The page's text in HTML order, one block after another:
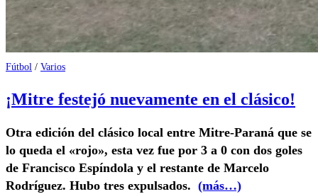
Fútbol / Varios
¡Mitre festejó nuevamente en el clásico!
Otra edición del clásico local entre Mitre-Paraná que se
lo queda el «rojo», esta vez fue por 3 a 0 con dos goles
de Francisco Espíndola y el restante de Marcelo
Rodríguez. Hubo tres expulsados. (más…)